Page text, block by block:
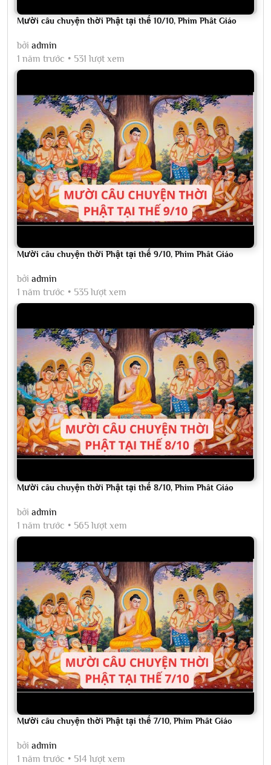
Mười câu chuyện thời Phật tại thế 10/10, Phim Phât Giáo
bởi admin
1 năm trước
531 lượt xem
Mười câu chuyện thời Phật tại thế 9/10, Phim Phât Giáo
bởi admin
1 năm trước
535 lượt xem
Mười câu chuyện thời Phật tại thế 8/10, Phim Phât Giáo
bởi admin
1 năm trước
565 lượt xem
Mười câu chuyện thời Phật tại thế 7/10, Phim Phât Giáo
bởi admin
1 năm trước
514 lượt xem